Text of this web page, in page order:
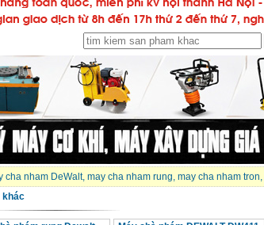
cha nham DeWalt, may cha nham rung, may cha nham tron,
khác